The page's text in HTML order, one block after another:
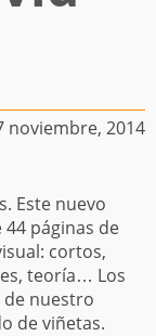
noviembre, 2014
Este nuevo
páginas de
cortos,
teoría… Los
nuestro
de viñetas.